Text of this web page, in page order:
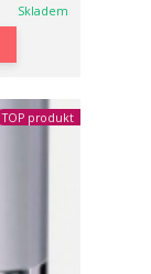
Skladem
TOP produkt